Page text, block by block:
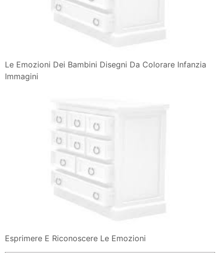
Le Emozioni Dei Bambini Disegni Da Colorare Infanzia
Immagini
Esprimere E Riconoscere Le Emozioni